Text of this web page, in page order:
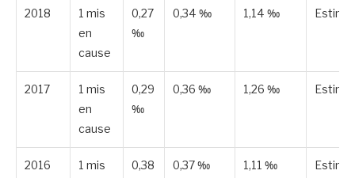
2018
1 mis
en
cause
0,27
‰
0,34 ‰ 1,14 ‰
2017
1 mis
en
cause
0,29
‰
0,36 ‰ 1,26 ‰
2016
1 mis
0,38
0,37 ‰ 1,11 ‰